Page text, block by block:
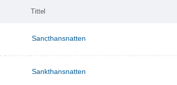
Tittel
Sancthansnatten
Sankthansnatten